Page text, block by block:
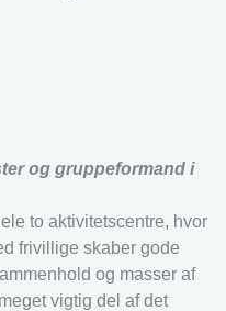
og gruppeformand i
to aktivitetscentre, hvor
frivillige skaber gode
og masser af
vigtig del af det